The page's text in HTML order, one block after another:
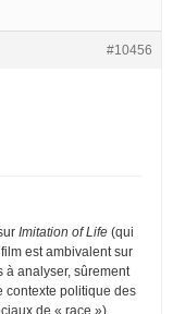
#10456
Imitation of Life (qui
est ambivalent sur
à analyser, sûrement
contexte politique des
de « race »).